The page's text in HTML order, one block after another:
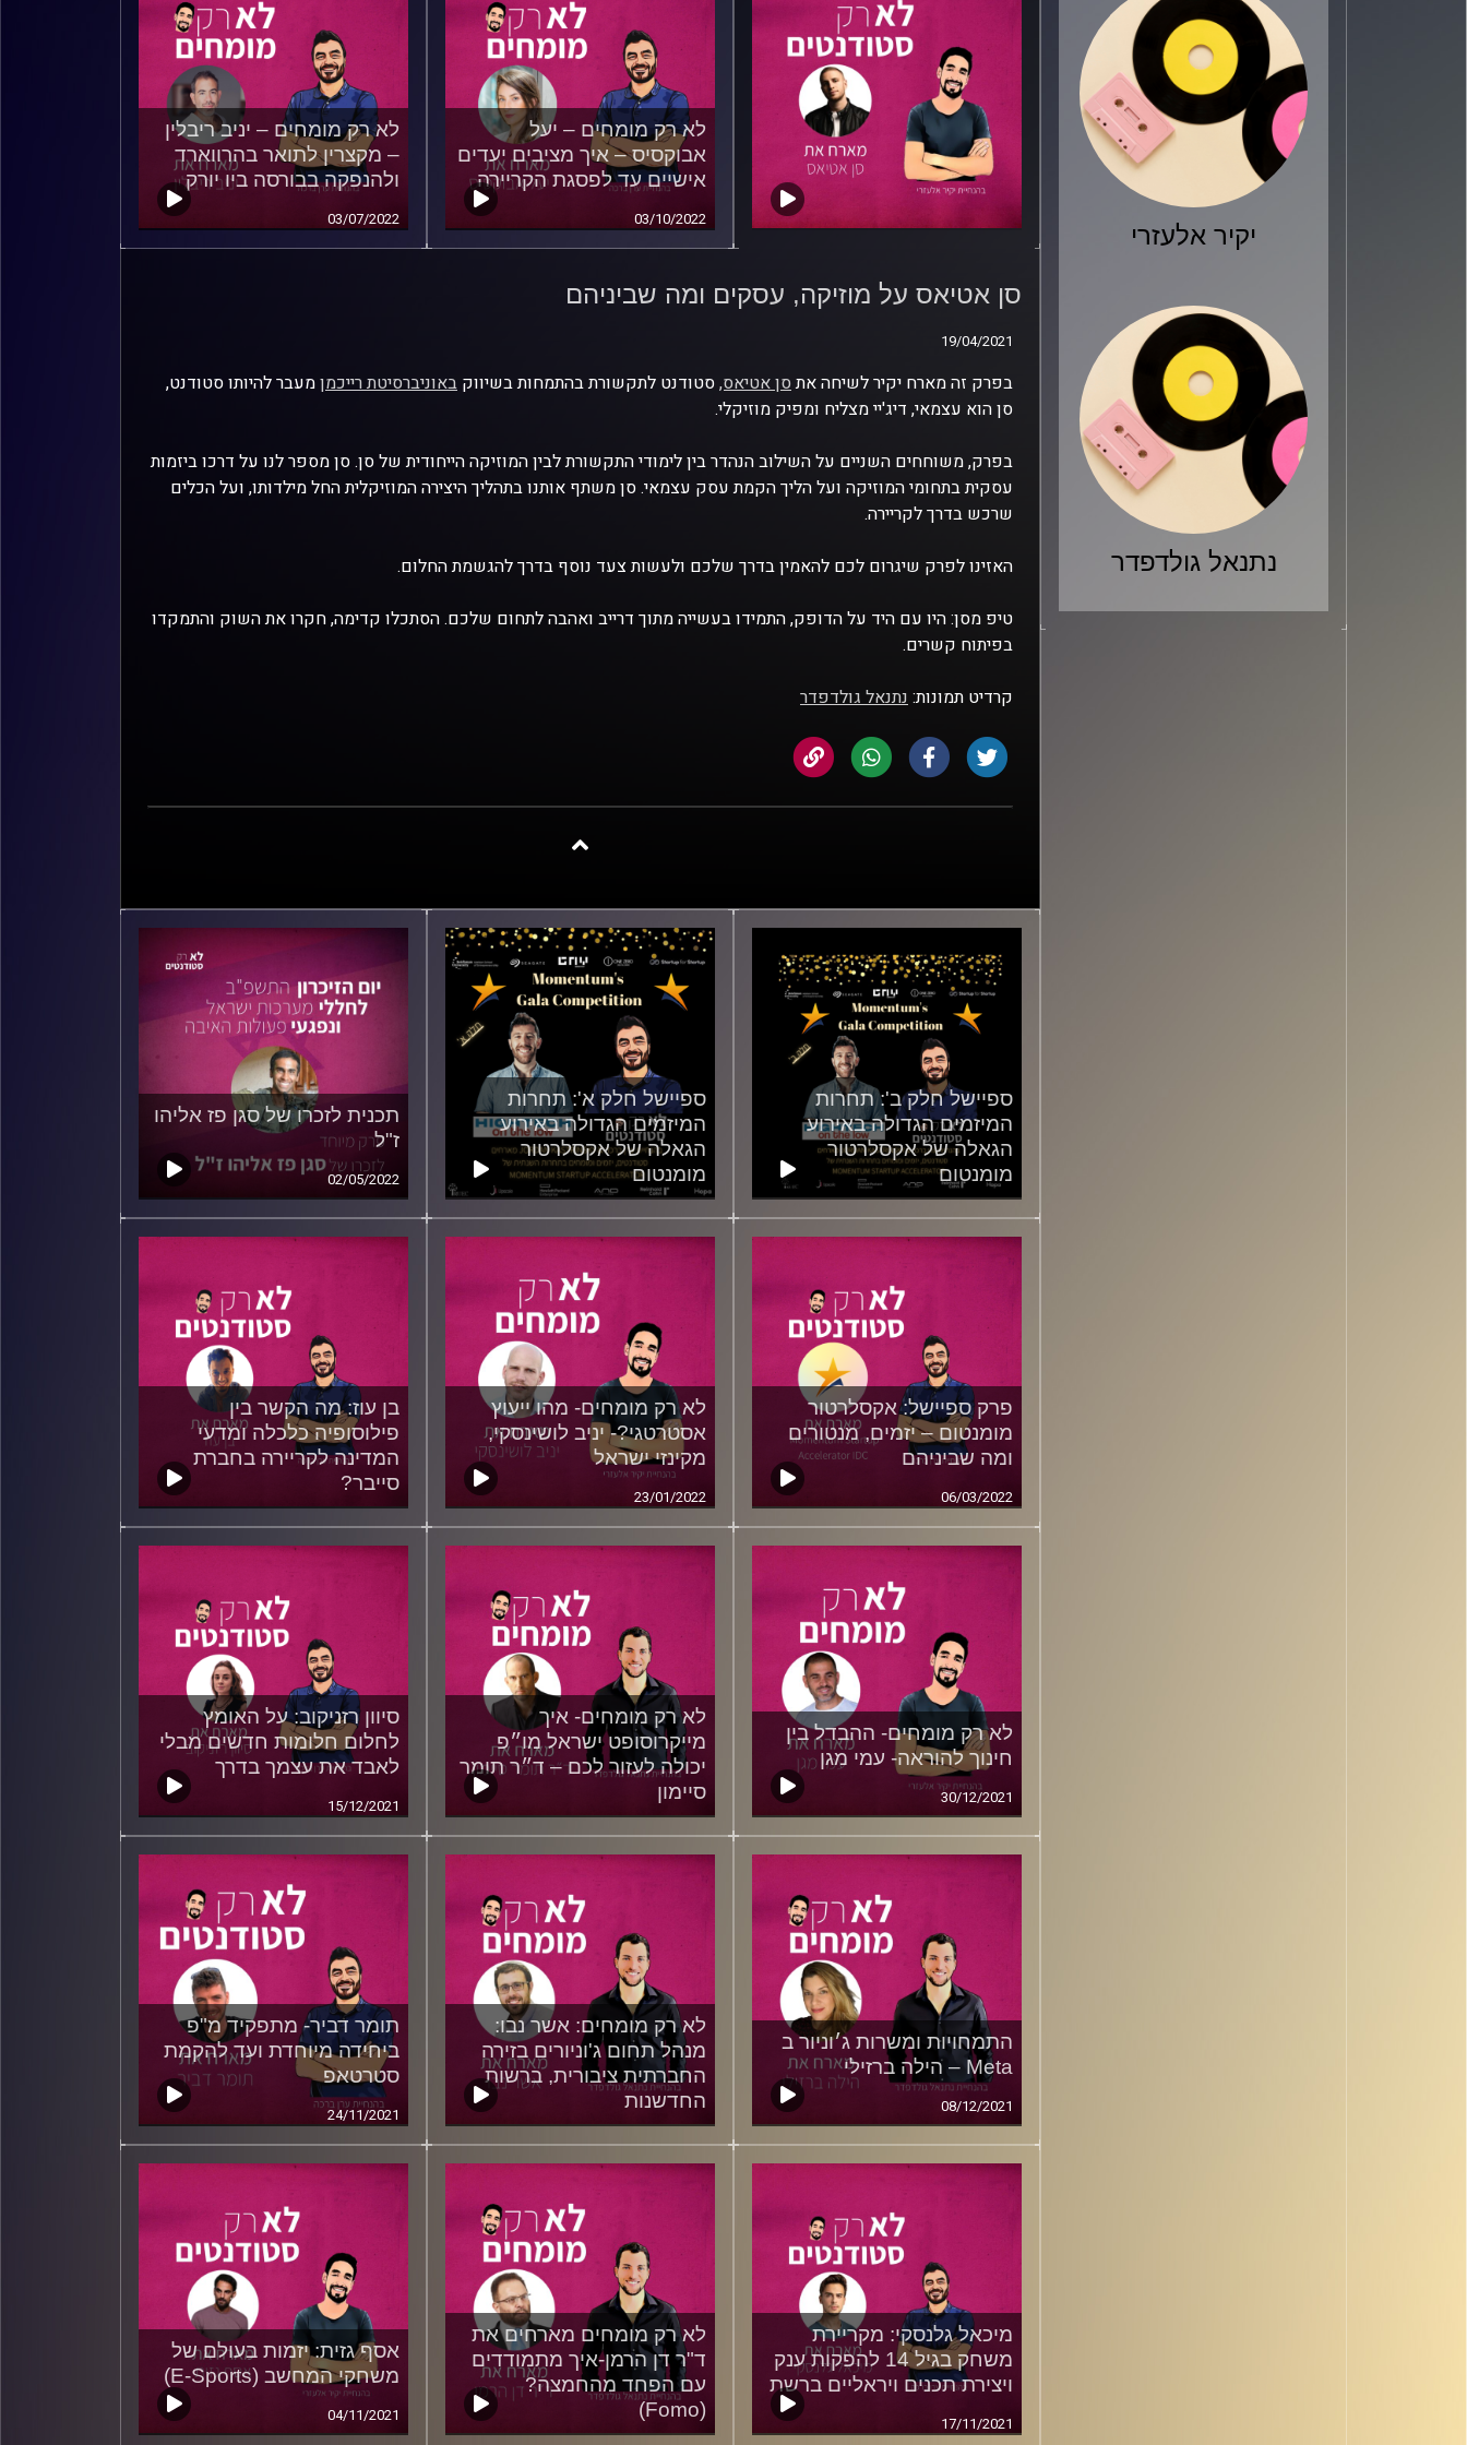
יקיר אלעזרי
נתנאל גולדפדר
לא רק מומחים – יעל
אבוקסיס – איך מציבים יעדים
אישיים עד לפסגת הקריירה
03/10/2022
לא רק מומחים – יניב ריבלין
– מקצרין לתואר בהרווארד
ולהנפקה בבורסה ביו יורק
03/07/2022
סן אטיאס על מוזיקה, עסקים ומה שביניהם
19/04/2021
בפרק זה מארח יקיר לשיחה אתסן אטיאס,סטודנט לתקשורת בהתמחות בשיווק באוניברסיטת רייכמןמעבר להיותו סטודנט,
סן הוא עצמאי, דיג'יי מצליח ומפיק מוזיקלי.
בפרק, משוחחים השניים על השילוב הנהדר בין לימודי התקשורת לבין המוזיקה הייחודית של סן. סן מספר לנו על דרכו ביזמות
עסקית בתחומי המוזיקה ועל הליך הקמת עסק עצמאי. סן משתף אותנו בתהליך היצירה המוזיקלית החל מילדותו, ועל הכלים
שרכש בדרך לקריירה.
האזינו לפרק שיגרום לכם להאמין בדרך שלכם ולעשות צעד נוסף בדרך להגשמת החלום.
טיפ מסן: היו עם היד על הדופק, התמידו בעשייה מתוך דרייב ואהבה לתחום שלכם. הסתכלו קדימה, חקרו את השוק והתמקדו
בפיתוח קשרים.
קרדיט תמונות:נתנאל גולדפדר
ספיישל חלק ב': תחרות
המיזמים הגדולה באירוע
הגאלה של אקסלרטור
מומנטום
26/06/2022
ספיישל חלק א': תחרות
המיזמים הגדולה באירוע
הגאלה של אקסלרטור
מומנטום
16/06/2022
תכנית לזכרו של סגן פז אליהו
ז"ל
02/05/2022
פרק ספיישל: אקסלרטור
מומנטום – יזמים, מנטורים
ומה שביניהם
06/03/2022
לא רק מומחים- מהו ייעוץ
אסטרטגי?- יניב לושינסקי,
מקינזי ישראל
23/01/2022
בן עוז: מה הקשר בין
פילוסופיה כלכלה ומדעי
המדינה לקריירה בחברת
סייבר?
12/01/2022
לא רק מומחים- ההבדל בין
חינוך להוראה- עמי מגן
30/12/2021
לא רק מומחים- איך
מייקרוסופט ישראל מו״פ
יכולה לעזור לכם – ד״ר תומר
סיימון
23/12/2021
סיוון רזניקוב: על האומץ
לחלום חלומות חדשים מבלי
לאבד את עצמך בדרך
15/12/2021
התמחויות ומשרות ג׳וניור ב
Meta – הילה ברזילי
08/12/2021
לא רק מומחים: אשר נבו:
מנהל תחום ג'וניורים בזירה
החברתית ציבורית, ברשות
החדשנות
01/12/2021
תומר דביר- מתפקיד מ"פ
ביחידה מיוחדת ועד להקמת
סטרטאפ
24/11/2021
מיכאל גלנסקי: מקריירת
משחק בגיל 14 להפקות ענק
ויצירת תכנים ויראליים ברשת
17/11/2021
לא רק מומחים מארחים את
ד"ר דן הרמן-איך מתמודדים
עם הפחד מהחמצה?
(Fomo)
אסף גזית: יזמות בעולם של
משחקי המחשב (E-Sports)
04/11/2021